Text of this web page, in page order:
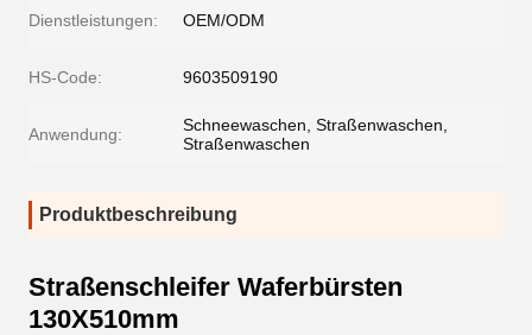
Dienstleistungen: OEM/ODM
HS-Code: 9603509190
Anwendung:
Schneewaschen, Straßenwaschen,
Straßenwaschen
Produktbeschreibung
Straßenschleifer Waferbürsten
130X510mm